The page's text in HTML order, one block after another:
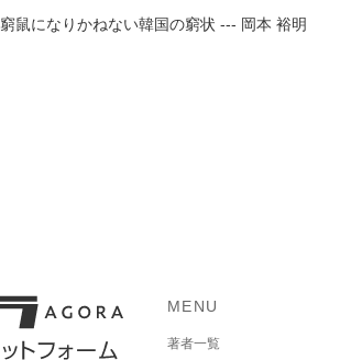
窮鼠になりかねない韓国の窮状 --- 岡本 裕明
MENU
著者一覧